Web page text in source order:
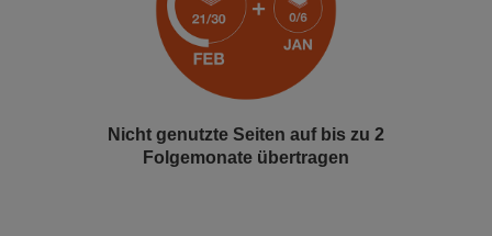
Nicht genutzte Seiten auf bis zu 2
Folgemonate übertragen